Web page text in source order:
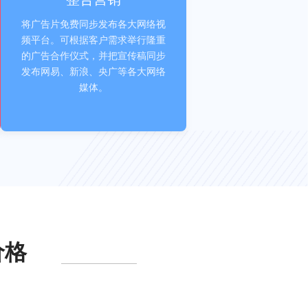
将广告片免费同步发布各大网络视
频平台。可根据客户需求举行隆重
的广告合作仪式，并把宣传稿同步
发布网易、新浪、央广等各大网络
媒体。